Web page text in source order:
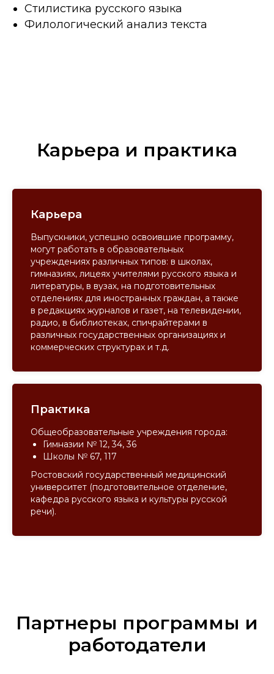
Стилистика русского языка
Филологический анализ текста
Карьера и практика
Карьера
Выпускники, успешно освоившие программу,
могут работать в образовательных
учреждениях различных типов: в школах,
гимназиях, лицеях учителями русского языка и
литературы, в вузах, на подготовительных
отделениях для иностранных граждан, а также
в редакциях журналов и газет, на телевидении,
радио, в библиотеках, спичрайтерами в
различных государственных организациях и
коммерческих структурах и т.д.
Практика
Общеобразовательные учреждения города:
Гимназии № 12, 34, 36
Школы № 67, 117
Ростовский государственный медицинский
университет (подготовительное отделение,
кафедра русского языка и культуры русской
речи).
Партнеры программы и
работодатели